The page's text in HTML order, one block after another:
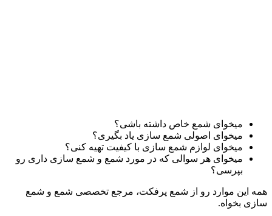
میخوای شمع خاص داشته باشی؟
میخوای اصولی شمع سازی یاد بگیری؟
میخوای لوازم شمع سازی با کیفیت تهیه کنی؟
میخوای هر سوالی که در مورد شمع و شمع سازی داری رو
بپرسی؟
همه این موارد رو از شمع پرفکت، مرجع تخصصی شمع و شمع
سازی بخواه.